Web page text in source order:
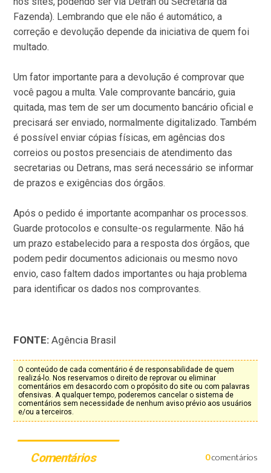
Fazenda). Lembrando que ele não é automático, a
correção e devolução depende da iniciativa de quem foi
multado.
Um fator importante para a devolução é comprovar que
você pagou a multa. Vale comprovante bancário, guia
quitada, mas tem de ser um documento bancário oficial e
precisará ser enviado, normalmente digitalizado. Também
é possível enviar cópias físicas, em agências dos
correios ou postos presenciais de atendimento das
secretarias ou Detrans, mas será necessário se informar
de prazos e exigências dos órgãos.
Após o pedido é importante acompanhar os processos.
Guarde protocolos e consulte-os regularmente. Não há
um prazo estabelecido para a resposta dos órgãos, que
podem pedir documentos adicionais ou mesmo novo
envio, caso faltem dados importantes ou haja problema
para identificar os dados nos comprovantes.
FONTE:Agência Brasil
O conteúdo de cada comentário é de responsabilidade de quem
realizá-lo. Nos reservamos o direito de reprovar ou eliminar
comentários em desacordo com o propósito do site ou com palavras
ofensivas. A qualquer tempo, poderemos cancelar o sistema de
comentários sem necessidade de nenhum aviso prévio aos usuários
e/ou a terceiros.
Comentários 0comentários